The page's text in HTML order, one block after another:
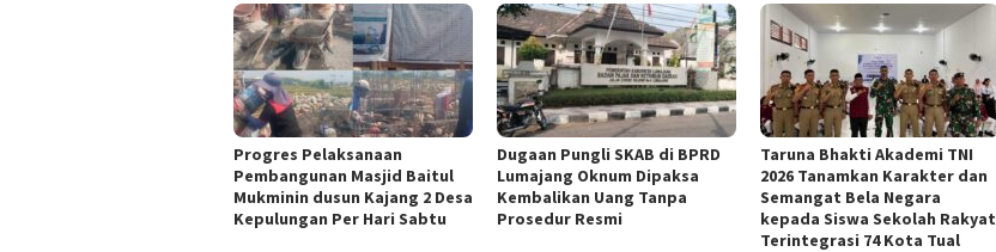
Progres Pelaksanaan
Pembangunan Masjid Baitul
Mukminin dusun Kajang 2 Desa
Kepulungan Per Hari Sabtu
Dugaan Pungli SKAB di BPRD
Lumajang Oknum Dipaksa
Kembalikan Uang Tanpa
Prosedur Resmi
Taruna Bhakti Akademi TNI
2026 Tanamkan Karakter dan
Semangat Bela Negara
kepada Siswa Sekolah Rakyat
Terintegrasi 74 Kota Tual